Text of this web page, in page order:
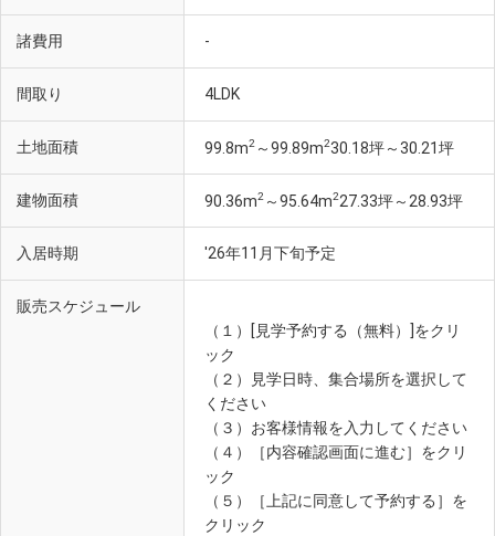
諸費用 -
間取り 4LDK
土地面積 99.8m2 ～99.89m230.18坪～30.21坪
建物面積 90.36m2 ～95.64m227.33坪～28.93坪
入居時期 '26年11月下旬予定
販売スケジュール
（１）[見学予約する（無料）]をクリ
ック
（２）見学日時、集合場所を選択して
ください
（３）お客様情報を入力してください
（４）［内容確認画面に進む］をクリ
ック
（５）［上記に同意して予約する］を
クリック